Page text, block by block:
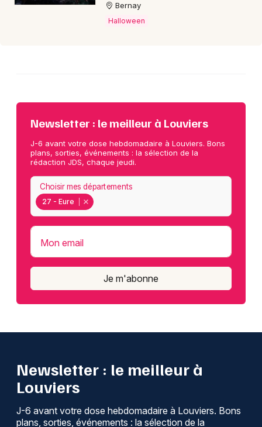
Je m'abonne
Bernay
Halloween
Newsletter : le meilleur à Louviers
J-6 avant votre dose hebdomadaire à Louviers. Bons
plans, sorties, événements : la sélection de la
rédaction JDS, chaque jeudi.
27 - Eure
Choisir mes départements
Mon email
Je m'abonne
Newsletter : le meilleur à
Louviers
J-6 avant votre dose hebdomadaire à Louviers. Bons
plans, sorties, événements : la sélection de la